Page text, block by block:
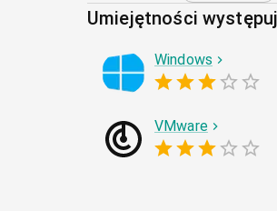
Umiejętności
Windows
VMware